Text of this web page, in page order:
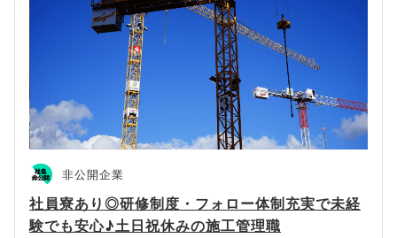
非公開企業
社員寮あり◎研修制度・フォロー体制充実で未経
験でも安心♪土日祝休みの施工管理職